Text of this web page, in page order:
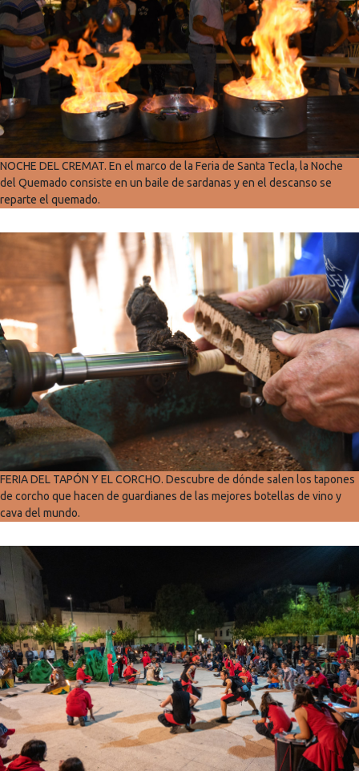
NOCHE DEL CREMAT. En el marco de la Feria de Santa Tecla, la Noche
del Quemado consiste en un baile de sardanas y en el descanso se
reparte el quemado.
FERIA DEL TAPÓN Y EL CORCHO. Descubre de dónde salen los tapones
de corcho que hacen de guardianes de las mejores botellas de vino y
cava del mundo.